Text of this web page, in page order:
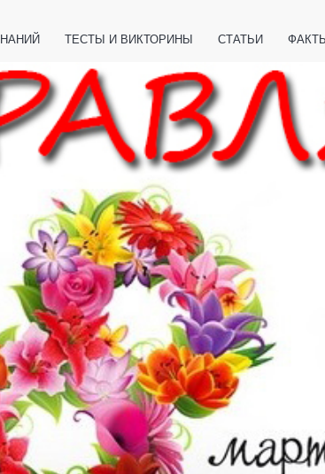
ТЕСТЫ И ВИКТОРИНЫ СТАТЬИ
ПОЛЕЗНО ЗНАТЬ ЗАКОНОДАТЕЛЬСТВО